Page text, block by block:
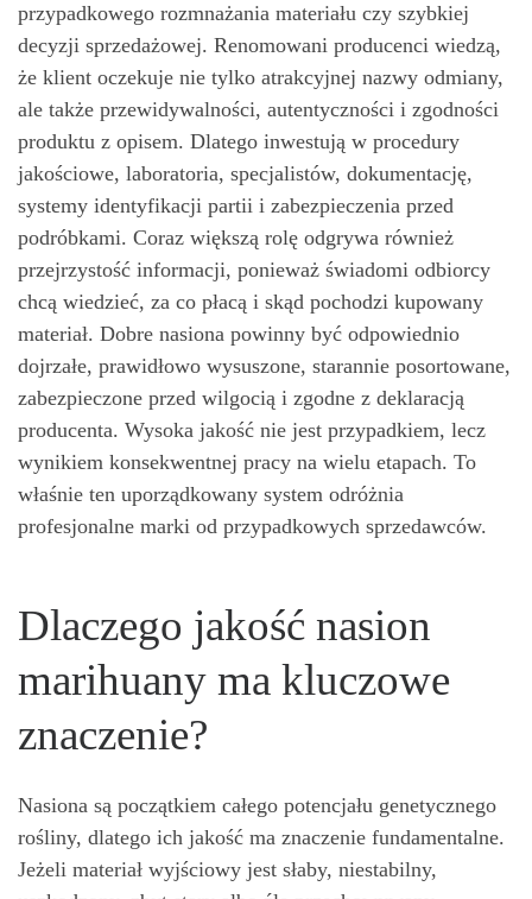
przypadkowego rozmnażania materiału czy szybkiej
decyzji sprzedażowej. Renomowani producenci wiedzą,
że klient oczekuje nie tylko atrakcyjnej nazwy odmiany,
ale także przewidywalności, autentyczności i zgodności
produktu z opisem. Dlatego inwestują w procedury
jakościowe, laboratoria, specjalistów, dokumentację,
systemy identyfikacji partii i zabezpieczenia przed
podróbkami. Coraz większą rolę odgrywa również
przejrzystość informacji, ponieważ świadomi odbiorcy
chcą wiedzieć, za co płacą i skąd pochodzi kupowany
materiał. Dobre nasiona powinny być odpowiednio
dojrzałe, prawidłowo wysuszone, starannie posortowane,
zabezpieczone przed wilgocią i zgodne z deklaracją
producenta. Wysoka jakość nie jest przypadkiem, lecz
wynikiem konsekwentnej pracy na wielu etapach. To
właśnie ten uporządkowany system odróżnia
profesjonalne marki od przypadkowych sprzedawców.
Dlaczego jakość nasion
marihuany ma kluczowe
znaczenie?
Nasiona są początkiem całego potencjału genetycznego
rośliny, dlatego ich jakość ma znaczenie fundamentalne.
Jeżeli materiał wyjściowy jest słaby, niestabilny,